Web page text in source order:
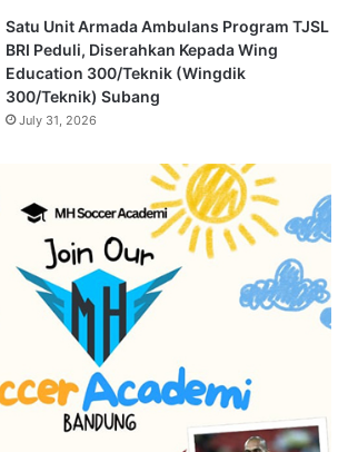
Satu Unit Armada Ambulans Program TJSL
BRI Peduli, Diserahkan Kepada Wing
Education 300/Teknik (Wingdik
300/Teknik) Subang
July 31, 2026